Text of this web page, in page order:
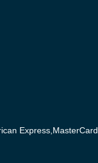
Express,MasterCard.